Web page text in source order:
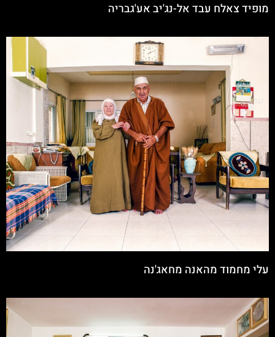
מופיד צאלח עבד אל-נג'יב אע'גבריה
עלי מחמוד מהאנה מחאג'נה